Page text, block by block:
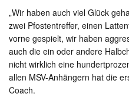
„Wir haben auch viel Glück
zwei Pfostentreffer, einen
vorne gespielt, wir haben
auch die ein oder andere
nicht wirklich eine
allen MSV-Anhängern hat die
Coach.